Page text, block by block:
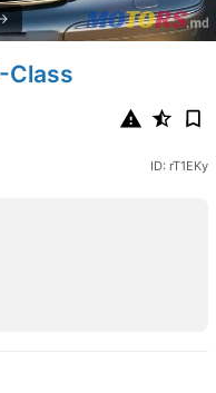
Class
ID: rT1EKy